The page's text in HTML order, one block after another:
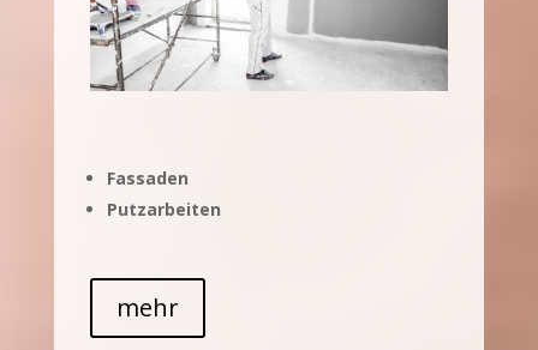
Fassaden
Putzarbeiten
mehr